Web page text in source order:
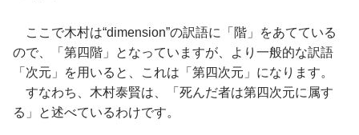
ここで木村は“dimension”の訳語に「階」をあてている
ので、「第四階」となっていますが、より一般的な訳語
「次元」を用いると、これは「第四次元」になります。
すなわち、木村泰賢は、「死んだ者は第四次元に属す
る」と述べているわけです。